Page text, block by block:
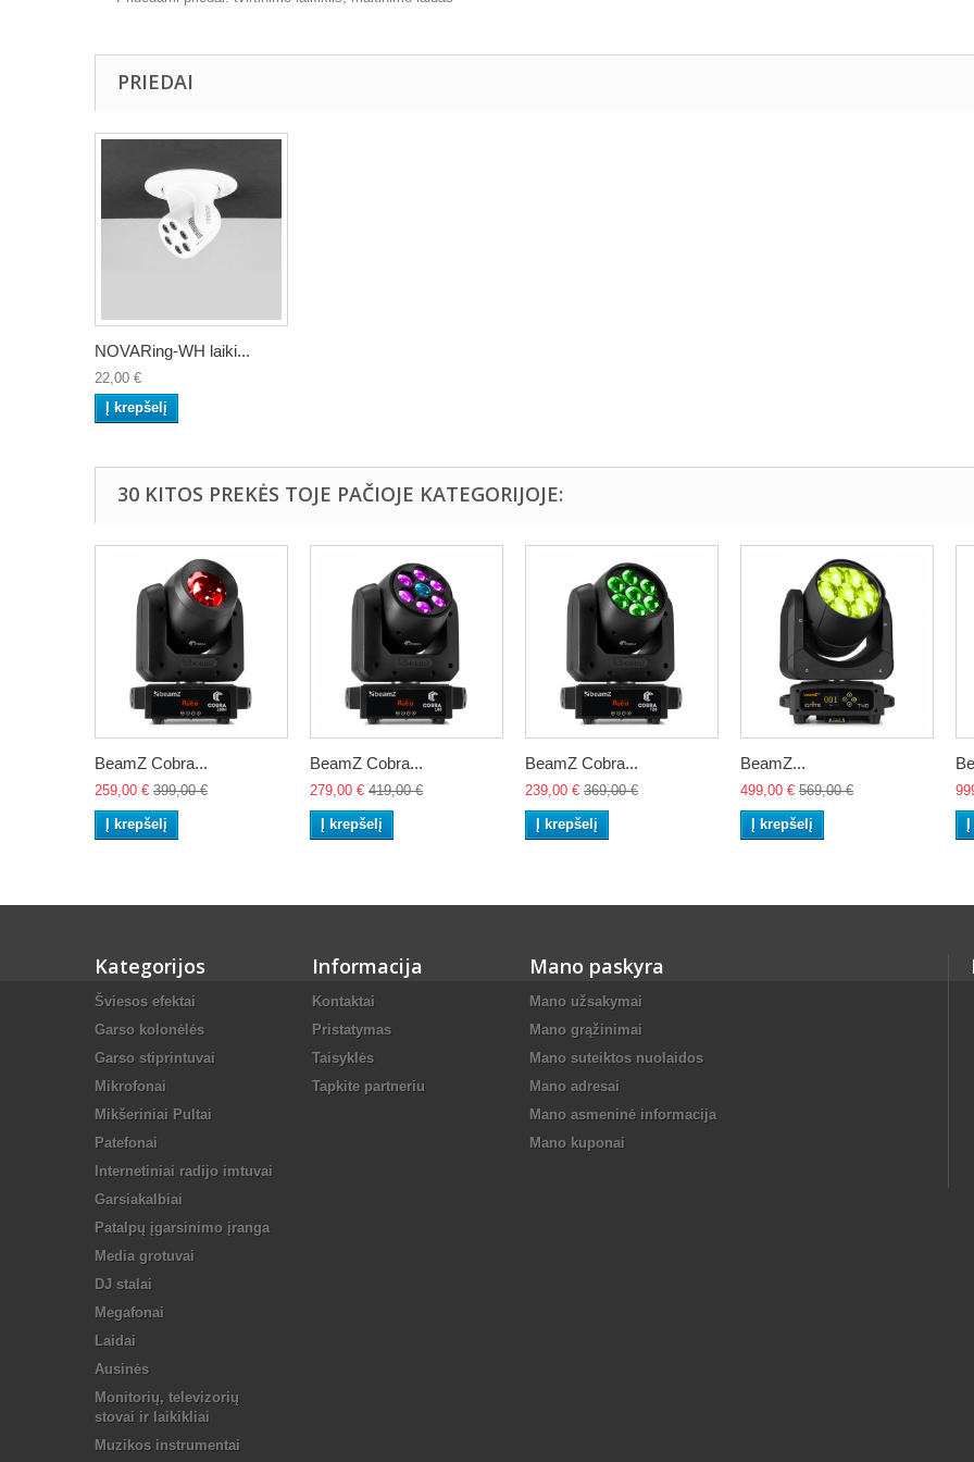
PRIEDAI
NOVARing-WH laiki...
22,00 €
Į krepšelį
30 KITOS PREKĖS TOJE PAČIOJE KATEGORIJOJE:
BeamZ Cobra...
259,00 € 399,00 €
Į krepšelį
BeamZ Cobra...
279,00 € 419,00 €
Į krepšelį
BeamZ Cobra...
239,00 € 369,00 €
Į krepšelį
BeamZ...
499,00 € 569,00 €
Į krepšelį
Kategorijos
Šviesos efektai
Garso kolonėlės
Garso stiprintuvai
Mikrofonai
Mikšeriniai Pultai
Patefonai
Internetiniai radijo imtuvai
Garsiakalbiai
Patalpų įgarsinimo įranga
Media grotuvai
DJ stalai
Megafonai
Laidai
Ausinės
Monitorių, televizorių
stovai ir laikikliai
Muzikos instrumentai
Informacija
Kontaktai
Pristatymas
Taisyklės
Tapkite partneriu
Mano paskyra
Mano užsakymai
Mano grąžinimai
Mano suteiktos nuolaidos
Mano adresai
Mano asmeninė informacija
Mano kuponai